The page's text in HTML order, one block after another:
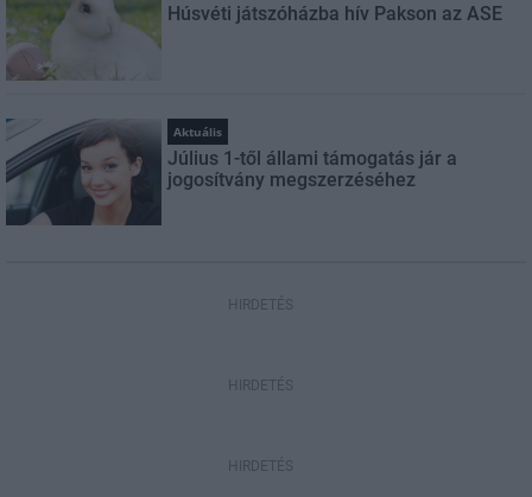
Húsvéti játszóházba hív Pakson az ASE
Aktuális
Július 1-től állami támogatás jár a
jogosítvány megszerzéséhez
HIRDETÉS
HIRDETÉS
HIRDETÉS